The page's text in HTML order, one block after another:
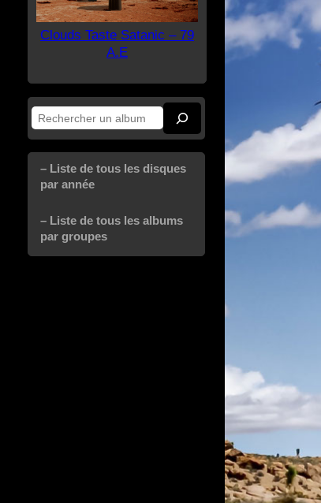
Clouds Taste Satanic – 79
A.E
Rechercher
– Liste de tous les disques
par année
– Liste de tous les albums
par groupes